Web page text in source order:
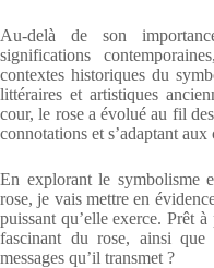
Au-delà de son
significations
contextes historiques du
littéraires et artistiques
cour, le rose a évolué au fil
connotations et s’adaptant
En explorant le symbolisme
rose, je vais mettre en
puissant qu’elle exerce. Prêt
fascinant du rose, ainsi
messages qu’il transmet ?